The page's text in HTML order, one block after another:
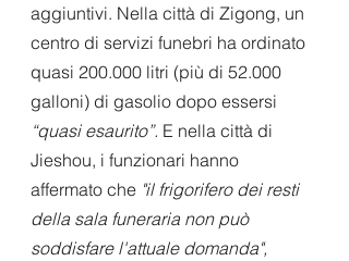
aggiuntivi. Nella città di Zigong, un
centro di servizi funebri ha ordinato
quasi 200.000 litri (più di 52.000
galloni) di gasolio dopo essersi
“quasi esaurito”. E nella città di
Jieshou, i funzionari hanno
affermato che "il frigorifero dei resti
della sala funeraria non può
soddisfare l'attuale domanda",